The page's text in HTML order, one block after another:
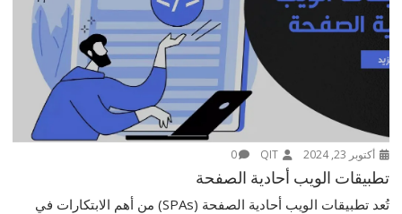
أكتوبر 23, 2024 QIT
0
تطبيقات الويب أحادية الصفحة
تُعد تطبيقات الويب أحادية الصفحة (SPAs) من أهم الابتكارات في